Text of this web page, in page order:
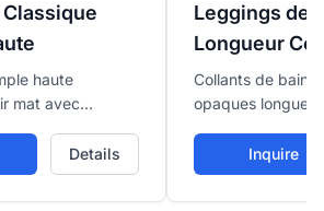
haute
mat avec
du ventre.
Details
Leggings de
Longueur
Collants de bain
opaques
maximale et
Inquire